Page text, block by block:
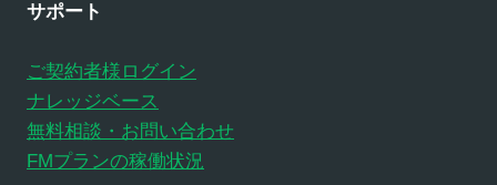
サポート
ご契約者様ログイン
ナレッジベース
無料相談・お問い合わせ
FMプランの稼働状況